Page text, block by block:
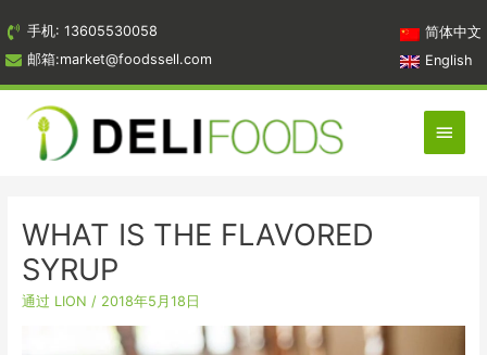
到
内
容
手机: 13605530058
邮箱:market@foodssell.com
简体中文
English
主
菜
WHAT IS THE FLAVORED
SYRUP
通过 LION / 2018年5月18日